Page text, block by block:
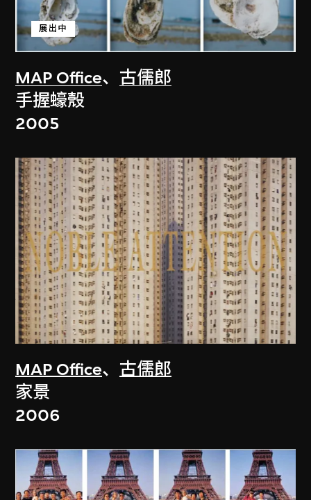
MAP Office、 古儒郎
展出中
手握蠔殼
2005
MAP Office、 古儒郎
家景
2006